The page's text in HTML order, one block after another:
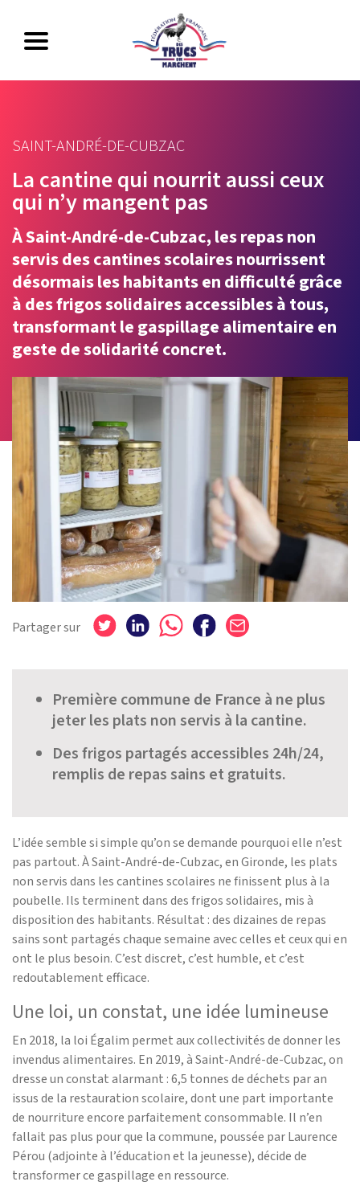
SAINT-ANDRÉ-DE-CUBZAC
La cantine qui nourrit aussi ceux
qui n’y mangent pas
À Saint-André-de-Cubzac, les repas non
servis des cantines scolaires nourrissent
désormais les habitants en difficulté grâce
à des frigos solidaires accessibles à tous,
transformant le gaspillage alimentaire en
geste de solidarité concret.
Partager sur
Première commune de France à ne plus
jeter les plats non servis à la cantine.
Des frigos partagés accessibles 24h/24,
remplis de repas sains et gratuits.
L’idée semble si simple qu’on se demande pourquoi elle n’est
pas partout. À Saint-André-de-Cubzac, en Gironde, les plats
non servis dans les cantines scolaires ne finissent plus à la
poubelle. Ils terminent dans des frigos solidaires, mis à
disposition des habitants. Résultat : des dizaines de repas
sains sont partagés chaque semaine avec celles et ceux qui en
ont le plus besoin. C’est discret, c’est humble, et c’est
redoutablement efficace.
Une loi, un constat, une idée lumineuse
En 2018, la loi Égalim permet aux collectivités de donner les
invendus alimentaires. En 2019, à Saint-André-de-Cubzac, on
dresse un constat alarmant : 6,5 tonnes de déchets par an
issus de la restauration scolaire, dont une part importante
de nourriture encore parfaitement consommable. Il n’en
fallait pas plus pour que la commune, poussée par Laurence
Pérou (adjointe à l’éducation et la jeunesse), décide de
transformer ce gaspillage en ressource.